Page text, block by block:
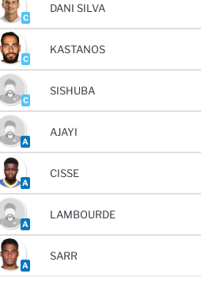
C
DANI SILVA
C
KASTANOS
C
SISHUBA
A
AJAYI
A
CISSE
A
LAMBOURDE
A
SARR